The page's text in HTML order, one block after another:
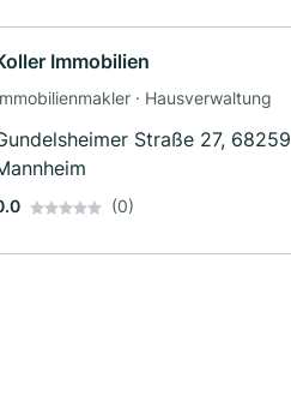
Immobilien
· Hausverwaltung
Straße 27, 68259
(0)